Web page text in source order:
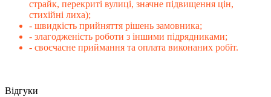
страйк, перекриті вулиці, значне підвищення цін,
стихійні лиха);
- швидкість прийняття рішень замовника;
- злагодженість роботи з іншими підрядниками;
- своєчасне приймання та оплата виконаних робіт.
Відгуки